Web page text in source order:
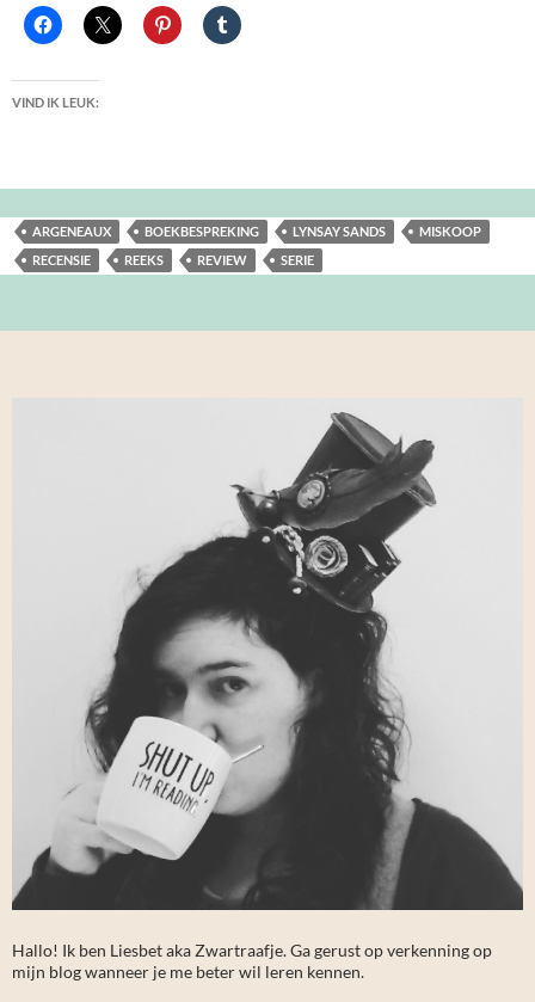
VIND IK LEUK:
ARGENEAUX BOEKBESPREKING LYNSAY SANDS
MISKOOP
RECENSIE
REEKS REVIEW SERIE
Hallo! Ik ben Liesbet aka Zwartraafje. Ga gerust op verkenning op
mijn blog wanneer je me beter wil leren kennen.